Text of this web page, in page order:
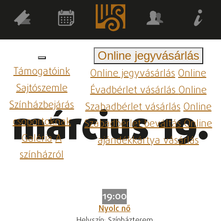
Támogatóink
Sajtószemle
Színházbejárás
csoportoknak
GalériaA
színházról
Online jegyvásárlás
Online jegyvásárlásOnline
Évadbérlet vásárlásOnline
Szabadbérlet vásárlásOnline
Szabadbérlet beváltásOnline
ajándékkártya vásárlás
március 19.
19:00
Nyolc nő